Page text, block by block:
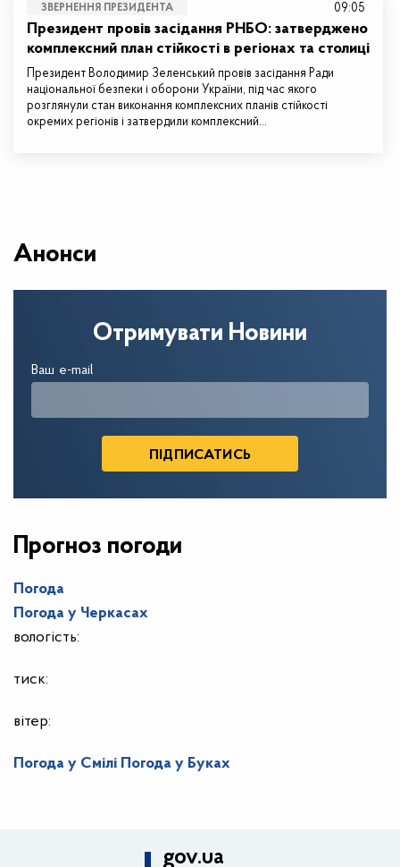
ЗВЕРНЕННЯ ПРЕЗИДЕНТА
Президент провів засідання РНБО: затверджено
комплексний план стійкості в регіонах та столиці
Президент Володимир Зеленський провів засідання Ради
національної безпеки і оборони України, під час якого
розглянули стан виконання комплексних планів стійкості
окремих регіонів і затвердили комплексний…
09:05
Анонси
Отримувати Новини
Ваш e-mail
Прогноз погоди
Погода
Погода у Черкасах
вологість:
тиск:
вітер:
Погода у Смілі Погода у Буках
gov.ua